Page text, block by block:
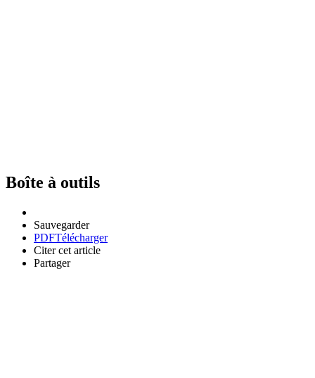
Boîte à outils
Sauvegarder
PDFTélécharger
Citer cet article
Partager